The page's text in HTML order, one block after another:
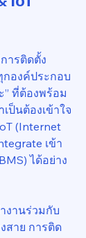
ารติดตั้ง
กองค์ประกอบ
” ที่ต้องพร้อม
ป็นต้องเข้าใจ
(Internet
เข้า
ได้อย่าง
งานร่วมกับ
สาย การติด